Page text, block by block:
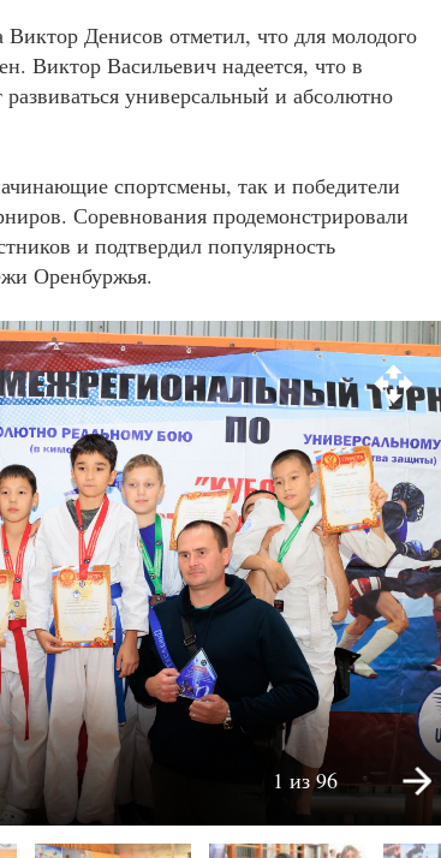
Виктор Денисов отметил, что для молодого
Виктор Васильевич надеется, что в
универсальный и абсолютно
спортсмены, так и победители
Соревнования продемонстрировали
и подтвердил популярность
Оренбуржья.
1 из 96